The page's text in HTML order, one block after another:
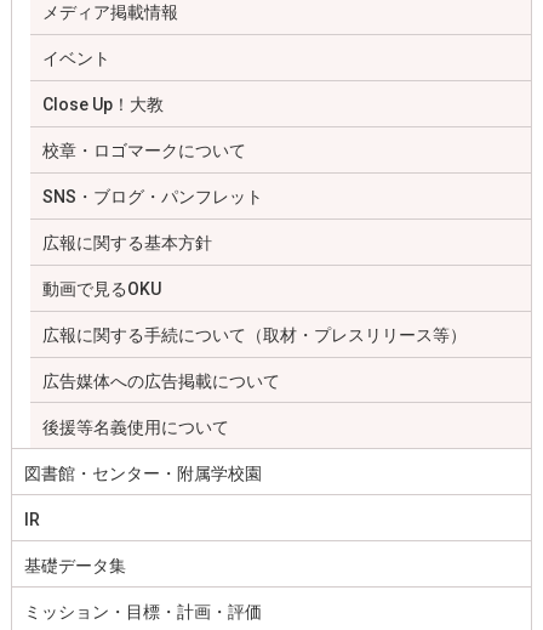
メディア掲載情報
イベント
Close Up！大教
校章・ロゴマークについて
SNS・ブログ・パンフレット
広報に関する基本方針
動画で見るOKU
広報に関する手続について（取材・プレスリリース等）
広告媒体への広告掲載について
後援等名義使用について
図書館・センター・附属学校園
IR
基礎データ集
ミッション・目標・計画・評価